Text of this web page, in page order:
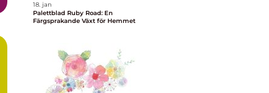
18. jan
Palettblad Ruby Road: En
Färgsprakande Växt för Hemmet